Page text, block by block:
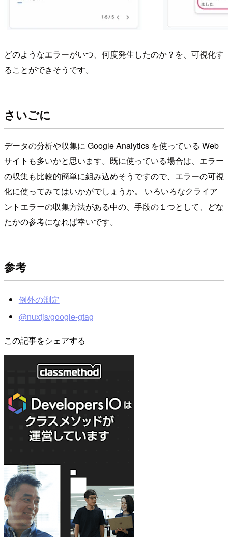
どのようなエラーがいつ、何度発生したのか？を、可視化す
ることができそうです。
さいごに
データの分析や収集に Google Analytics を使っている Web
サイトも多いかと思います。既に使っている場合は、エラー
の収集も比較的簡単に組み込めそうですので、エラーの可視
化に使ってみてはいかがでしょうか。 いろいろなクライア
ントエラーの収集方法がある中の、手段の１つとして、どな
たかの参考になれば幸いです。
参考
例外の測定
@nuxtjs/google-gtag
この記事をシェアする